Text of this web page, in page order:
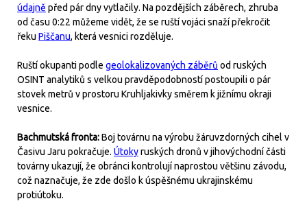
údajně před pár dny vytlačily. Na pozdějších záběrech, zhruba
od času 0:22 můžeme vidět, že se ruští vojáci snaží překročit
řeku Piščanu, která vesnici rozděluje.
Ruští okupanti podle geolokalizovaných záběrů od ruských
OSINT analytiků s velkou pravděpodobností postoupili o pár
stovek metrů v prostoru Kruhljakivky směrem k jižnímu okraji
vesnice.
Bachmutská fronta:Boj továrnu na výrobu žáruvzdorných cihel v
Časivu Jaru pokračuje. Útokyruských dronů v jihovýchodní části
továrny ukazují, že obránci kontrolují naprostou většinu závodu,
což naznačuje, že zde došlo k úspěšnému ukrajinskému
protiútoku.